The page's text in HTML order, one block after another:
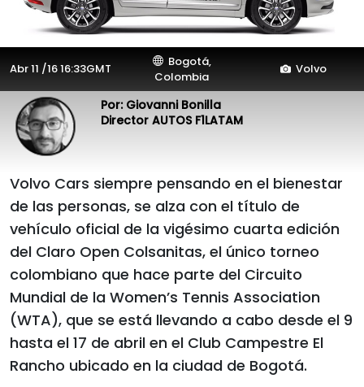
Abr 11 /16 16:33GMT
Bogotá,
Colombia
Volvo
Por: Giovanni Bonilla
Director AUTOS F1LATAM
Volvo Cars siempre pensando en el bienestar
de las personas, se alza con el título de
vehículo oficial de la vigésimo cuarta edición
del Claro Open Colsanitas, el único torneo
colombiano que hace parte del Circuito
Mundial de la Women’s Tennis Association
(WTA), que se está llevando a cabo desde el 9
hasta el 17 de abril en el Club Campestre El
Rancho ubicado en la ciudad de Bogotá.